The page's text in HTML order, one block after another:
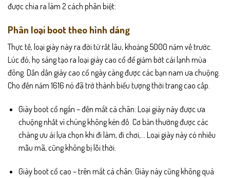
được chia ra làm 2 cách phân biệt:
Phân loại boot theo hình dáng
Thực tế, loại giày này ra đời từ rất lâu, khoảng 5000 năm về trước.
Lúc đó, họ sáng tạo ra loại giày cao cổ để giảm bớt cái lạnh mùa
đông. Dần dần giày cao cổ ngày càng được các bạn nam ưa chuộng.
Cho đến năm 1616 nó đã trở thành biểu tượng thời trang cao cấp.
Giày boot cổ ngắn – đến mắt cá chân: Loại giày này được ưa
chuộng nhất vì chúng không kén đồ. Cơ bản thường được các
chàng ưu ái lựa chọn khi đi làm, đi chơi,… Loại giày này có nhiều
mẫu mã, cũng không bị lỗi thời.
Giày boot cổ cao – trên mắt cá chân: Giày này cũng không quá